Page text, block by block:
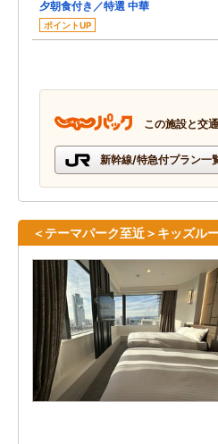
夕朝食付き／特選 中華
ポイントUP
この施設と交
新幹線/特急付プラン一
＜テーマパーク至近＞キッズル